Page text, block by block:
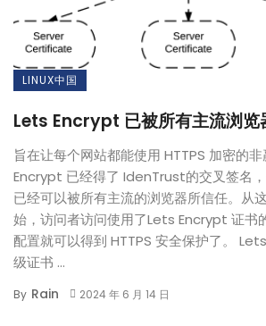
LINUX中国
Lets Encrypt 已被所有主流浏览
旨在让每个网站都能使用 HTTPS 加密的
Encrypt 已经得了 IdenTrust的交叉签名
已经可以被所有主流的浏览器所信任。从
始，访问者访问使用了Lets Encrypt 证书
配置就可以得到 HTTPS 安全保护了。
级证书 ...
By Rain 2024 年 6 月 14 日